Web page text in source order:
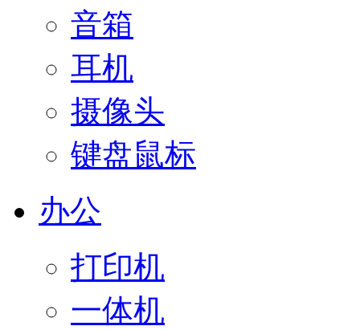
音箱
耳机
摄像头
键盘鼠标
办公
打印机
一体机